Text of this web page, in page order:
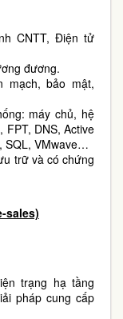
CNTT, Điện tử
đương.
mạch, bảo mật,
máy chủ, hệ
FPT, DNS, Active
SQL, VMwave…
trữ và có chứng
sales)
trạng hạ tầng
pháp cung cấp